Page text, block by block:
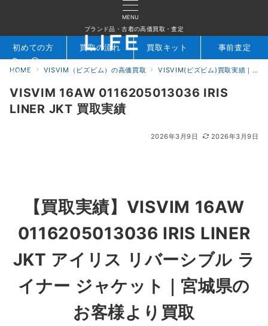
MENU
ブランド品・古着の高価買取・査定
検索 お問合せ
初めての方 買取の流れ 買取キット 事前査定
HOME VISVIM（ビズビム）の高価買取 VISVIM(ビズビム)買取実績｜ブランド古着専門店LIFE
VISVIM 16AW 0116205013036 IRIS
LINER JKT 買取実績
2026年3月9日 2026年3月9日
【買取実績】 VISVIM 16AW
0116205013036 IRIS LINER
JKT アイリス リバーシブル ラ
イナー ジャケット
｜宮城県の
お客様より買取